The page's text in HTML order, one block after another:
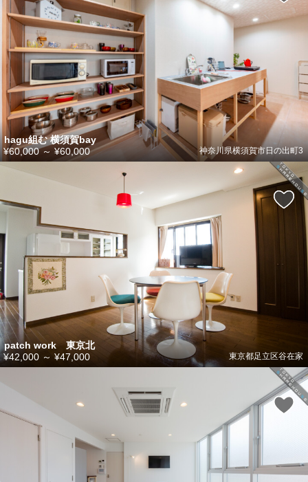
hagu組む 横須賀bay
神奈川県横須賀市日の出町3
¥60,000～ ¥60,000
patch work 東京北
東京都足立区谷在家
¥42,000 ～ ¥47,000